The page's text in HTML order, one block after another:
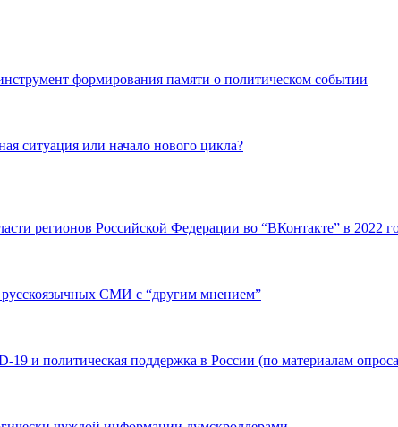
формирования памяти о политическом событии
ситуация или начало нового цикла?
регионов Российской Федерации во “ВКонтакте” в 2022
СМИ с “другим мнением”
и политическая поддержка в России (по материалам